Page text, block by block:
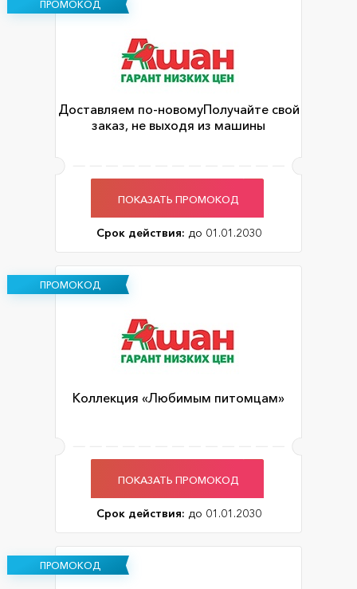
ПРОМОКОД
Доставляем по-новомуПолучайте свой
заказ, не выходя из машины
ПОКАЗАТЬ ПРОМОКОД
Срок действия: до 01.01.2030
ПРОМОКОД
Коллекция «Любимым питомцам»
ПОКАЗАТЬ ПРОМОКОД
Срок действия: до 01.01.2030
ПРОМОКОД